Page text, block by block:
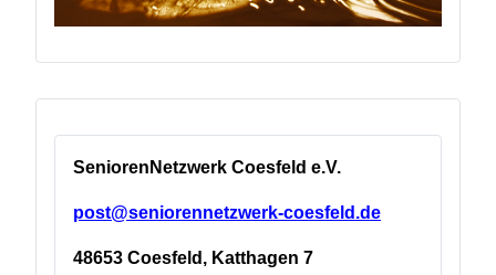
SeniorenNetzwerk Coesfeld e.V.
post@seniorennetzwerk-coesfeld.de
48653 Coesfeld, Katthagen 7